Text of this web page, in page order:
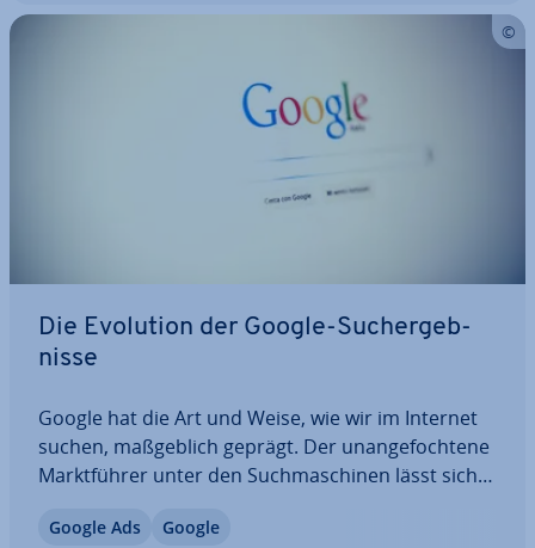
Die Evolution der Google-Such­ergeb­
nis­se
Google hat die Art und Weise, wie wir im Internet
suchen, maß­geb­lich geprägt. Der un­an­ge­foch­te­ne
Markt­füh­rer unter den Such­ma­schi­nen lässt sich
nen einfallen, um uns das Finden von Webseiten
Google Ads Google